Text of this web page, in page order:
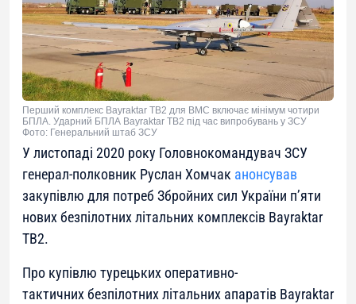
Перший комплекс Bayraktar TB2 для ВМС включає мінімум чотири
БПЛА. Ударний БПЛА Bayraktar TB2 під час випробувань у ЗСУ
Фото: Генеральний штаб ЗСУ
У листопаді 2020 року Головнокомандувач ЗСУ
генерал-полковник Руслан Хомчак анонсував
закупівлю для потреб Збройних сил України п’яти
нових безпілотних літальних комплексів Bayraktar
TB2.
Про купівлю турецьких оперативно-
тактичних безпілотних літальних апаратів Bayraktar